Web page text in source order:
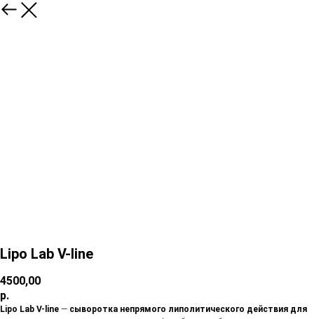
Lipo Lab V-line
4500,00
р.
Lipo Lab V-line — сыворотка непрямого липолитического действия для